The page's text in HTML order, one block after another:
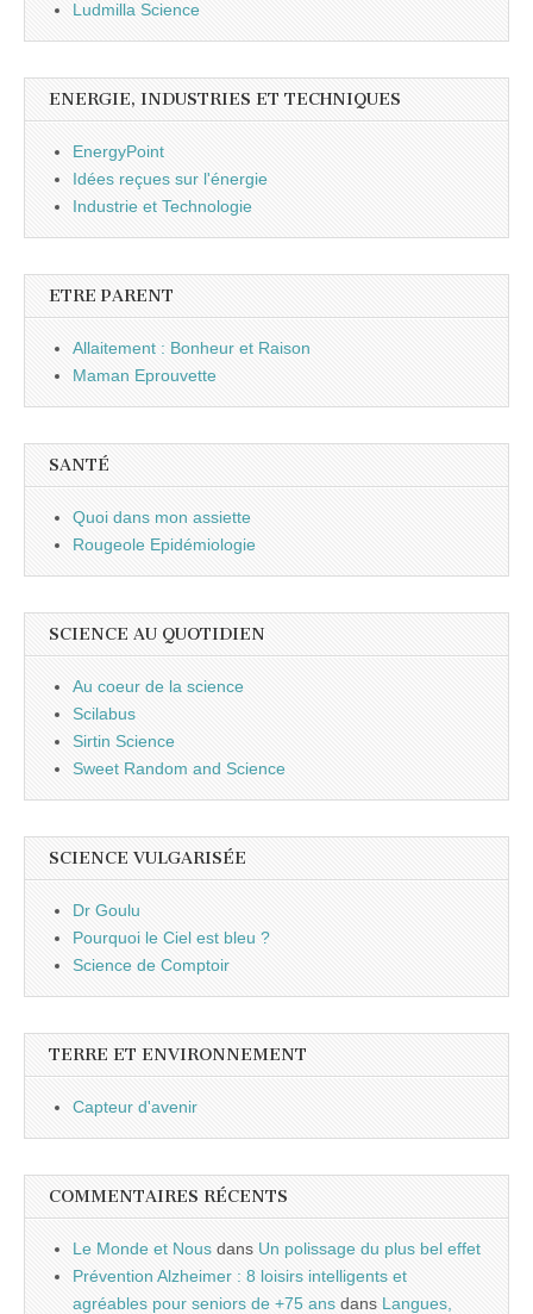
Ludmilla Science
ENERGIE, INDUSTRIES ET TECHNIQUES
EnergyPoint
Idées reçues sur l'énergie
Industrie et Technologie
ETRE PARENT
Allaitement : Bonheur et Raison
Maman Eprouvette
SANTÉ
Quoi dans mon assiette
Rougeole Epidémiologie
SCIENCE AU QUOTIDIEN
Au coeur de la science
Scilabus
Sirtin Science
Sweet Random and Science
SCIENCE VULGARISÉE
Dr Goulu
Pourquoi le Ciel est bleu ?
Science de Comptoir
TERRE ET ENVIRONNEMENT
Capteur d'avenir
COMMENTAIRES RÉCENTS
Le Monde et Nous dans Un polissage du plus bel effet
Prévention Alzheimer : 8 loisirs intelligents et
agréables pour seniors de +75 ans dans Langues,